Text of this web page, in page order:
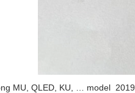
MU, QLED, KU, … model 2019